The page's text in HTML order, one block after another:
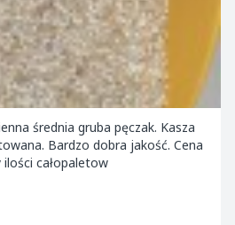
średnia gruba pęczak. Kasza
Bardzo dobra jakość. Cena
całopaletow